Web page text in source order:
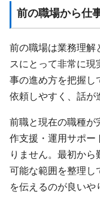
前の職場から仕
前の職場は業務理解
スにとって非常に
事の進め方を把握し
依頼しやすく、話が
前職と現在の職種が
作支援・運用サポー
りません。最初か
可能な範囲を整理し
を伝えるのが良いや